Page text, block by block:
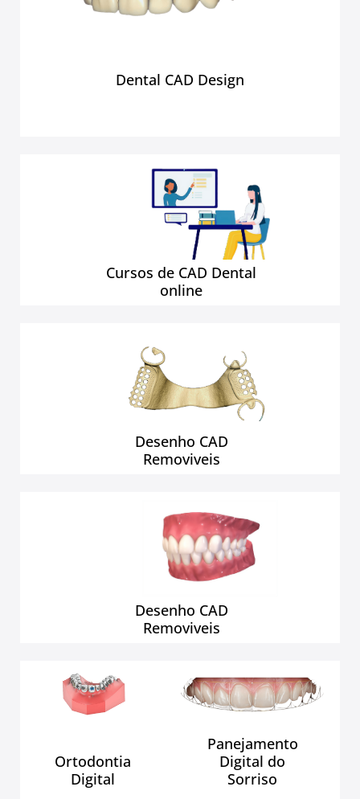
Dental CAD Design
Cursos de CAD Dental
online
Desenho CAD
Removiveis
Desenho CAD
Removiveis
Ortodontia
Digital
Panejamento
Digital do
Sorriso